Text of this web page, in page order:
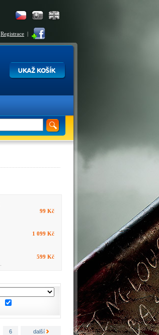
Registrace |
99 Kč
1 099 Kč
599 Kč
6 další